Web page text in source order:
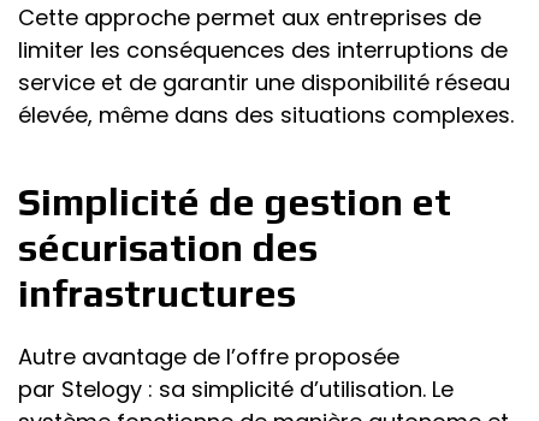
Cette approche permet aux entreprises de
limiter les conséquences des interruptions de
service et de garantir une disponibilité réseau
élevée, même dans des situations complexes.
Simplicité de gestion et
sécurisation des
infrastructures
Autre avantage de l’offre proposée
par Stelogy : sa simplicité d’utilisation. Le